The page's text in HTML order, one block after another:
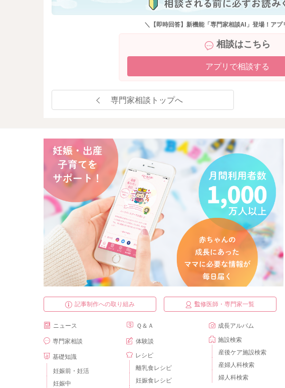
＼【即時回答】新機能「専門家相談AI」登場！アプ
相談はこちら
アプリで相談する
専門家相談トップへ
記事制作への取り組み 監修医師・専門家一覧
ニュース
専門家相談
基礎知識
妊娠前・妊活
妊娠中
Ｑ＆Ａ
体験談
レシピ
離乳食レシピ
妊娠食レシピ
成長アルバム
施設検索
産後ケア施設検索
産婦人科検索
婦人科検索